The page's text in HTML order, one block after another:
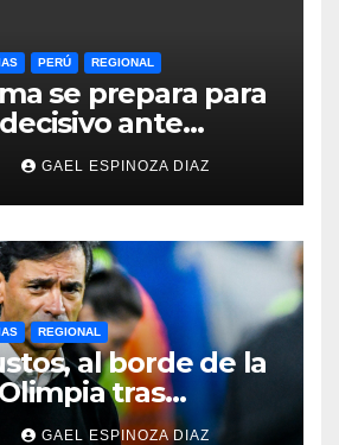
PERÚ REGIONAL
se prepara para
ante
la Sudamericana
GAEL ESPINOZA DIAZ
REGIONAL
al borde de la
tras
en
GAEL ESPINOZA DIAZ